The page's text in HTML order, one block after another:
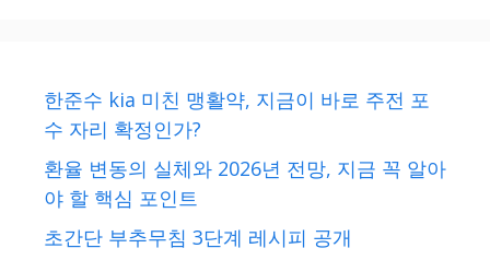
한준수 kia 미친 맹활약, 지금이 바로 주전 포
수 자리 확정인가?
환율 변동의 실체와 2026년 전망, 지금 꼭 알아
야 할 핵심 포인트
초간단 부추무침 3단계 레시피 공개